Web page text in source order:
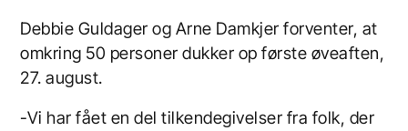
Debbie Guldager og Arne Damkjer forventer, at
omkring 50 personer dukker op første øveaften,
27. august.
-Vi har fået en del tilkendegivelser fra folk, der